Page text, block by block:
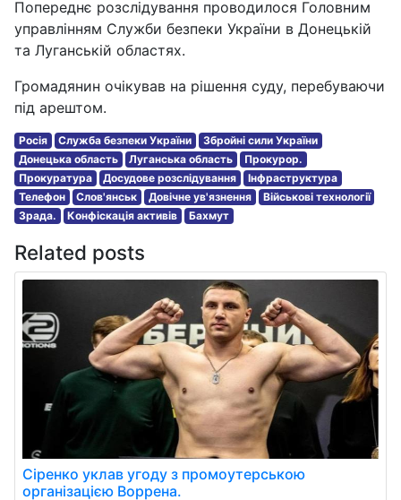
Попереднє розслідування проводилося Головним
управлінням Служби безпеки України в Донецькій
та Луганській областях.
Громадянин очікував на рішення суду, перебуваючи
під арештом.
Росія Служба безпеки України
Збройні сили України
Донецька область
Луганська область
Прокурор.
Прокуратура
Досудове розслідування
Інфраструктура
Телефон
Слов'янськ Довічне ув'язнення
Військові технології
Зрада.
Конфіскація активів Бахмут
Related posts
Сіренко уклав угоду з промоутерською
організацією Воррена.